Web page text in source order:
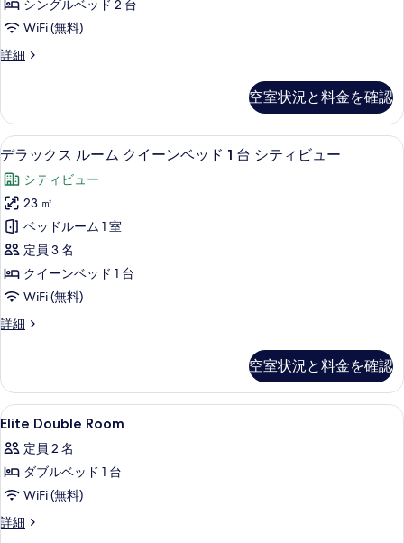
を
表
示
ッ
ド
1
す
べ
て
の
写
真
を
表
示
す
ン
ベ
ッ
ド
の
詳
細
イ
ル
ム
シ
ン
グ
ル
ベ
ッ
ド
2
台
ィ
ビ
ュ
ー
の
す
べ
シングルベッド 2 台
WiFi (無料)
詳細
デ
ス
ツ
イ
ル
ー
ム
シ
ン
グ
ル
ベ
ッ
ド
シ
テ
ィ
ビ
ュ
の
詳
空室状況と料金を確認
デ
ラ
ッ
ク
ス
ル
ー
ク
ー
ン
ベ
ッ
ド
1
台
デラックス ルーム クイーンベッド 1
6
デラックス ルーム クイーンベッド 1 台 シティビュー
シティビュー
23 ㎡
ベッドルーム 1 室
定員 3 名
クイーンベッド 1 台
WiFi (無料)
詳細
デ
ス
ル
ー
ク
イ
ン
ベ
ッ
空室状況と料金を確認
Elite
Double
Room
の
す
べ
羽毛の掛け布団、セーフティボック
9
Elite Double Room
定員 2 名
ダブルベッド 1 台
WiFi (無料)
詳細
Elite